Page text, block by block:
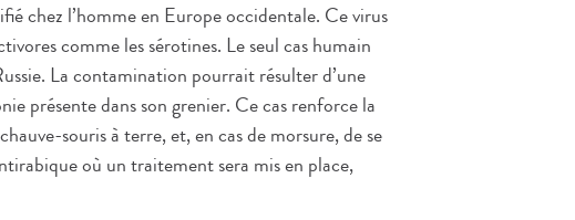
chez l’homme en Europe occidentale. Ce virus
comme les sérotines. Le seul cas humain
La contamination pourrait résulter d’une
présente dans son grenier. Ce cas renforce la
souris à terre, et, en cas de morsure, de se
où un traitement sera mis en place,